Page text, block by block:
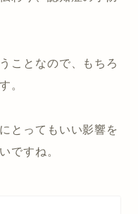
ことなので、もちろ
。
とってもいい影響を
ですね。